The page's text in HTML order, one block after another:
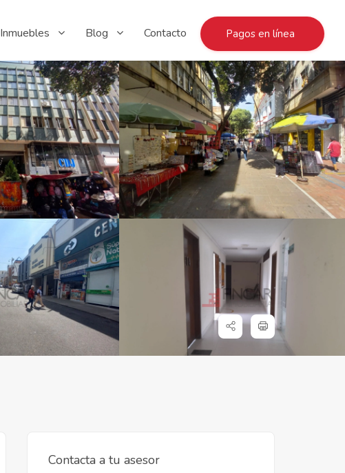
Inmuebles Blog Contacto Pagos en línea
Contacta a tu asesor